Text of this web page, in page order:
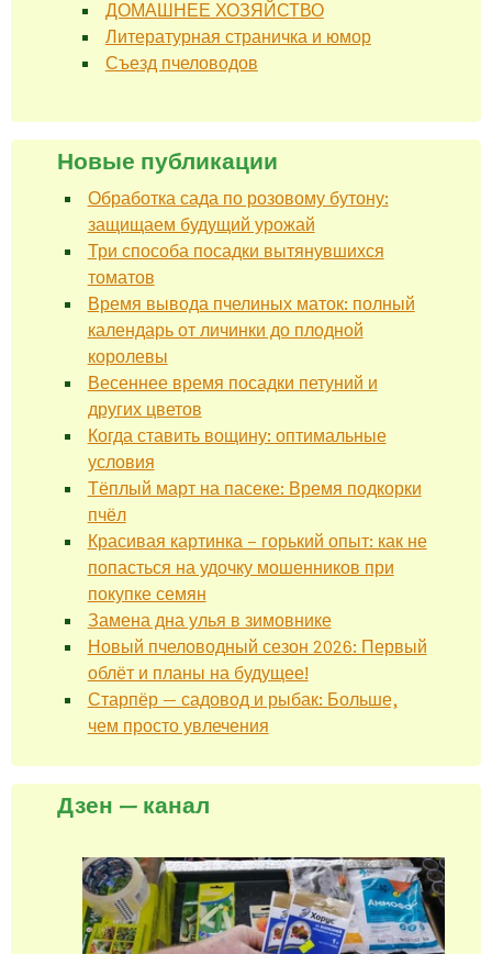
ДОМАШНЕЕ ХОЗЯЙСТВО
Литературная страничка и юмор
Съезд пчеловодов
Новые публикации
Обработка сада по розовому бутону:
защищаем будущий урожай
Три способа посадки вытянувшихся
томатов
Время вывода пчелиных маток: полный
календарь от личинки до плодной
королевы
Весеннее время посадки петуний и
других цветов
Когда ставить вощину: оптимальные
условия
Тёплый март на пасеке: Время подкорки
пчёл
Красивая картинка – горький опыт: как не
попасться на удочку мошенников при
покупке семян
Замена дна улья в зимовнике
Новый пчеловодный сезон 2026: Первый
облёт и планы на будущее!
Старпёр — садовод и рыбак: Больше,
чем просто увлечения
Дзен — канал